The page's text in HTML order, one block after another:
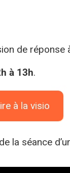
de réponse
à 13h.
à la visio
la séance